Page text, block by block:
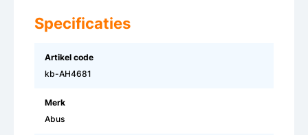
Specificaties
Artikel code
kb-AH4681
Merk
Abus